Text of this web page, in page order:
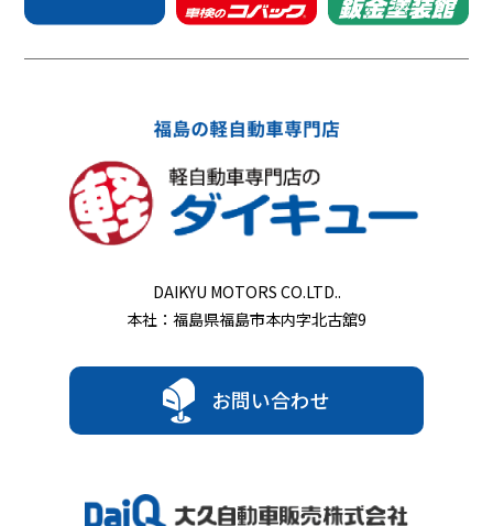
DAIKYU MOTORS CO.LTD..
本社：福島県福島市本内字北古舘9
お問い合わせ